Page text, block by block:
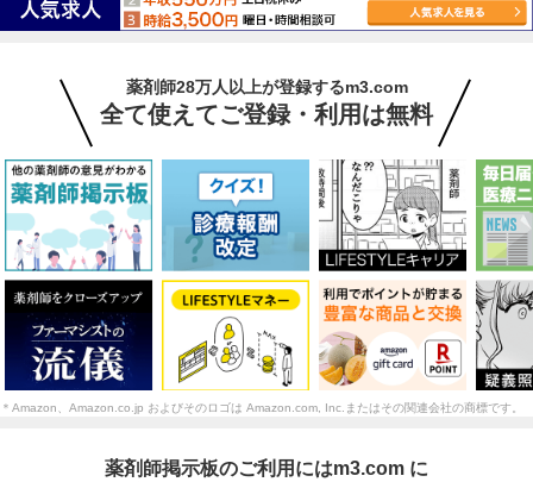
薬剤師28万人以上が登録するm3.com
全て使えてご登録・利用は無料
＊Amazon、Amazon.co.jp およびそのロゴは Amazon.com, Inc.またはその関連会社の商標です。
薬剤師掲示板のご利用にはm3.com に